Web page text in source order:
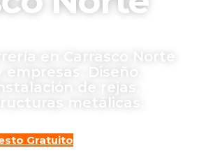
en Carrasco Norte
Diseño,
de rejas,
metálicas.
Gratuito